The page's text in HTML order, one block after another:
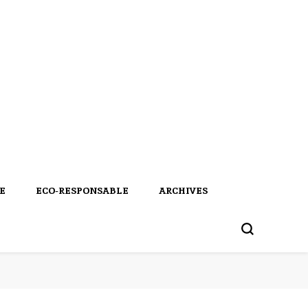
ECO-RESPONSABLE ARCHIVES